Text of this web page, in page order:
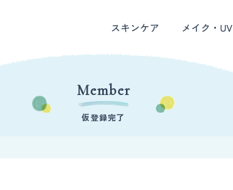
スキンケア メイク・UV
Member
仮登録完了